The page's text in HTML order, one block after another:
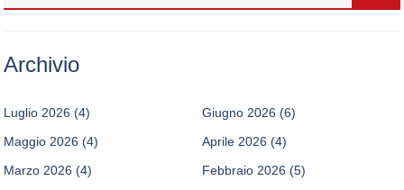
Archivio
Luglio 2026 (4) Giugno 2026 (6)
Maggio 2026 (4) Aprile 2026 (4)
Marzo 2026 (4) Febbraio 2026 (5)